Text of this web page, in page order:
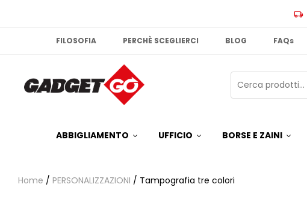
FILOSOFIA PERCHÈ SCEGLIERCI BLOG FAQs
ABBIGLIAMENTO UFFICIO BORSE E ZAINI
Home / PERSONALIZZAZIONI / Tampografia tre colori